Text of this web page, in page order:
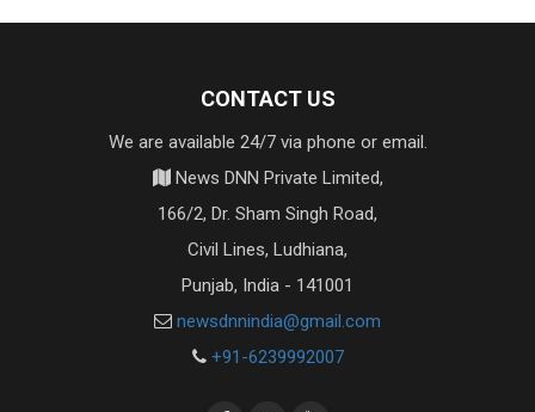
CONTACT US
We are available 24/7 via phone or email.
News DNN Private Limited,
166/2, Dr. Sham Singh Road,
Civil Lines, Ludhiana,
Punjab, India - 141001
newsdnnindia@gmail.com
+91-6239992007